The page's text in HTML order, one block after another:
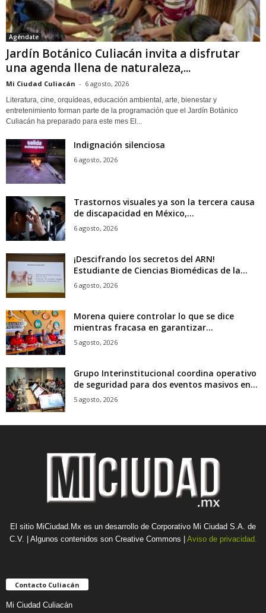
Agéndate
Jardín Botánico Culiacán invita a disfrutar
una agenda llena de naturaleza,...
Mi Ciudad Culiacán - 6 agosto, 2026
Literatura, cine, orquídeas, educación ambiental, arte, bienestar y
entretenimiento forman parte de la programación que el Jardín Botánico
Culiacán ha preparado para este mes El...
Indignación silenciosa
6 agosto, 2026
Trastornos visuales ya son la tercera causa
de discapacidad en México,...
6 agosto, 2026
¡Descifrando los secretos del ARN!
Estudiante de Ciencias Biomédicas de la...
6 agosto, 2026
Morena quiere controlar lo que se dice
mientras fracasa en garantizar...
5 agosto, 2026
Grupo Interinstitucional coordina operativo
de seguridad para dos eventos masivos en...
5 agosto, 2026
El sitio MiCiudad.Mx es un desarrollo de Corporativo Mi Ciudad S.A. de
C.V. | Algunos contenidos son Creative Commons | Aviso de privacidad.
Contacto Culiacán
Mi Ciudad Culiacán